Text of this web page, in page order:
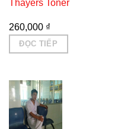
Thayers Toner
260,000 ₫
ĐỌC TIẾP